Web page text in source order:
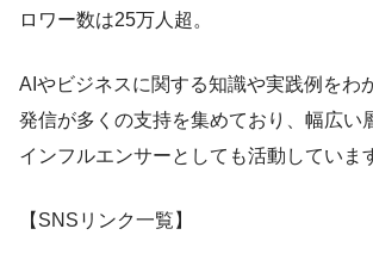
ロワー数は25万人超。
AIやビジネスに関する知識や実践例をわ
発信が多くの支持を集めており、幅広い
インフルエンサーとしても活動していま
【SNSリンク一覧】